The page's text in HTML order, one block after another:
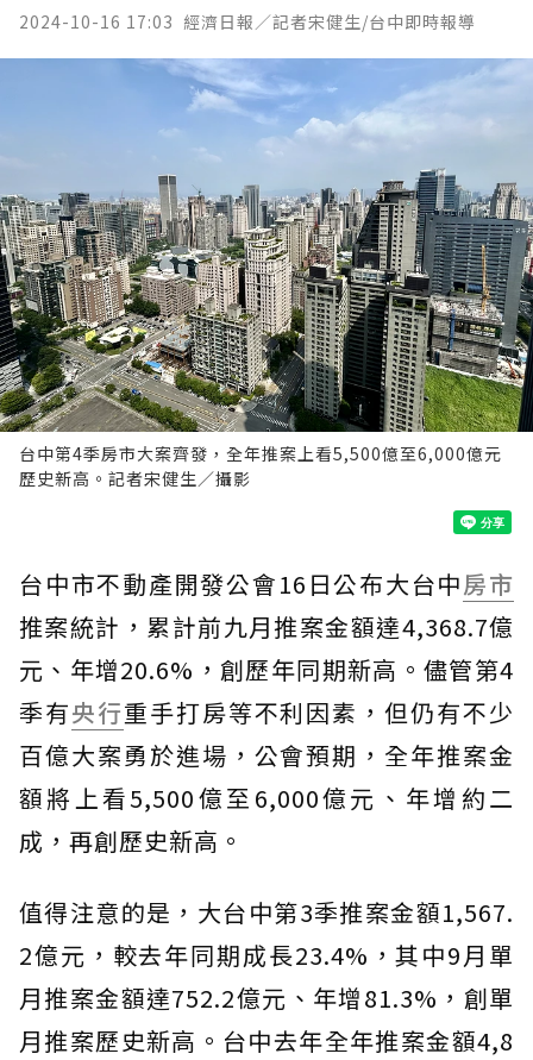
2024-10-16 17:03 經濟日報／記者宋健生/台中即時報導
台中第4季房市大案齊發，全年推案上看5,500億至6,000億元
歷史新高。記者宋健生／攝影
台中市不動產開發公會16日公布大台中房市
推案統計，累計前九月推案金額達4,368.7億
元、年增20.6%，創歷年同期新高。儘管第4
季有央行重手打房等不利因素，但仍有不少
百億大案勇於進場，公會預期，全年推案金
額將上看5,500億至6,000億元、年增約二
成，再創歷史新高。
值得注意的是，大台中第3季推案金額1,567.
2億元，較去年同期成長23.4%，其中9月單
月推案金額達752.2億元、年增81.3%，創單
月推案歷史新高。台中去年全年推案金額4,8